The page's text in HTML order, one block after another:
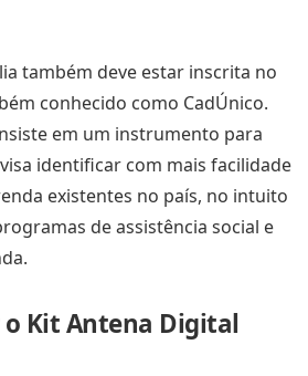
também deve estar inscrita no
conhecido como CadÚnico.
em um instrumento para
identificar com mais facilidade
existentes no país, no intuito
de assistência social e
Kit Antena Digital